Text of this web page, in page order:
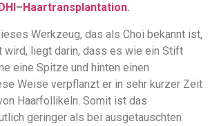
DHI – Haartransplantation.
Werkzeug, das als Choi bekannt ist,
liegt darin, dass es wie ein Stift
eine Spitze und hinten einen
Weise verpflanzt er in sehr kurzer Zeit
Haarfollikeln. Somit ist das
geringer als bei ausgetauschten